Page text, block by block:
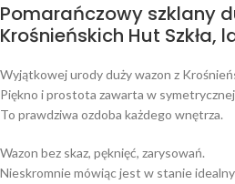
Pomarańczowy szklany
Krośnieńskich Hut Szkła,
Wyjątkowej urody duży wazon z
Piękno i prostota zawarta w
To prawdziwa ozdoba każdego wnętrza.
Wazon bez skaz, pęknięć, zarysowań.
Nieskromnie mówiąc jest w stanie